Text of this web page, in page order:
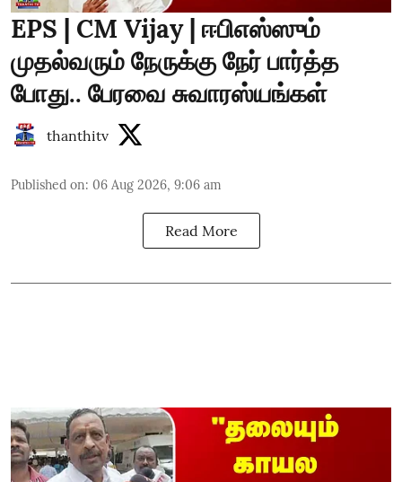
EPS | CM Vijay | ஈபிஎஸ்ஸும்
முதல்வரும் நேருக்கு நேர் பார்த்த
போது.. பேரவை சுவாரஸ்யங்கள்
thanthitv
Published on: 06 Aug 2026, 9:06 am
Read More